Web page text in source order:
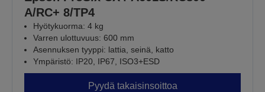
A/RC+ 8/TP4
Hyötykuorma: 4 kg
Varren ulottuvuus: 600 mm
Asennuksen tyyppi: lattia, seinä, katto
Ympäristö: IP20, IP67, ISO3+ESD
Pyydä takaisinsoittoa